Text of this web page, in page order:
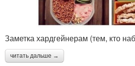
Заметка хардгейнерам (тем, кто
читать дальше →